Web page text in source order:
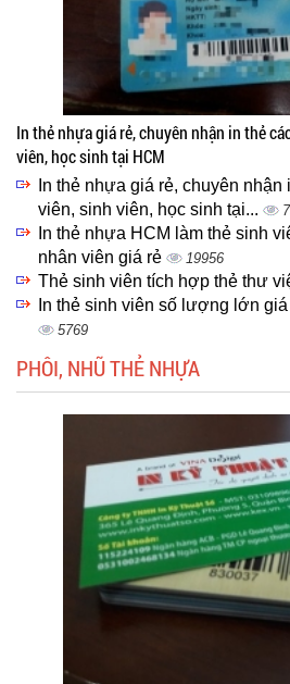
In thẻ nhựa giá rẻ, chuyên nhận in thẻ
viên, học sinh tại HCM
In thẻ nhựa giá rẻ, chuyên
viên, sinh viên, học sinh tại...
In thẻ nhựa HCM làm thẻ sinh
nhân viên giá rẻ
19956
Thẻ sinh viên tích hợp thẻ thư
In thẻ sinh viên số lượng lớn
5769
PHÔI, NHŨ THẺ NHỰA